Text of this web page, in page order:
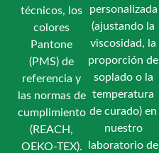
técnicos, los
colores
Pantone
(PMS) de
referencia y
las normas de
cumplimiento
(REACH,
OEKO-TEX).
personalizada
(ajustando la
viscosidad, la
proporción de
soplado o la
temperatura
de curado) en
nuestro
laboratorio de